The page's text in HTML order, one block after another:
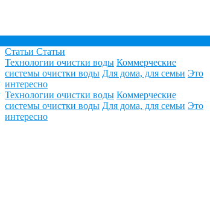
Статьи Статьи
Технологии очистки воды Коммерческие
системы очистки воды Для дома, для семьи Это
интересно
Технологии очистки воды Коммерческие
системы очистки воды Для дома, для семьи Это
интересно